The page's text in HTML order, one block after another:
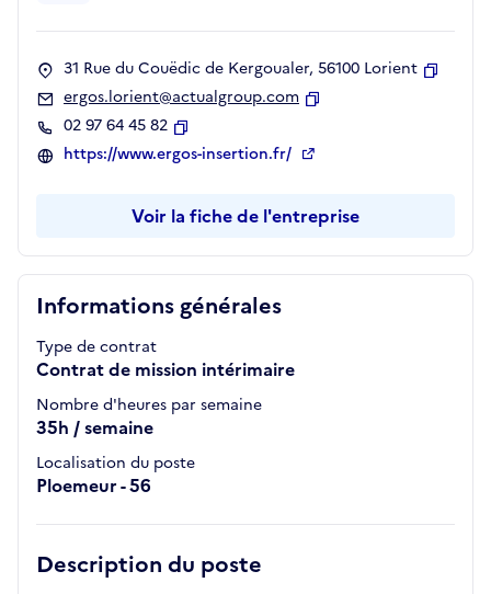
Informations générales
Type de contrat
Contrat de mission intérimaire
Nombre d'heures par semaine
35h / semaine
Localisation du poste
Ploemeur - 56
Description du poste
31 Rue du Couëdic de Kergoualer, 56100 Lorient
ergos.lorient@actualgroup.com
02 97 64 45 82
Copier
https://www.ergos-insertion.fr/
Voir la fiche de l'entreprise